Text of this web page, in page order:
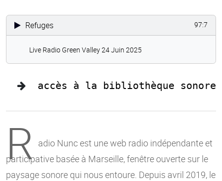
Refuges 97:7
Live Radio Green Valley 24 Juin 2025
accès à la bibliothèque sonore
R adio Nunc est une web radio indépendante et
participative basée à Marseille, fenêtre ouverte sur le
paysage sonore qui nous entoure. Depuis avril 2019, le